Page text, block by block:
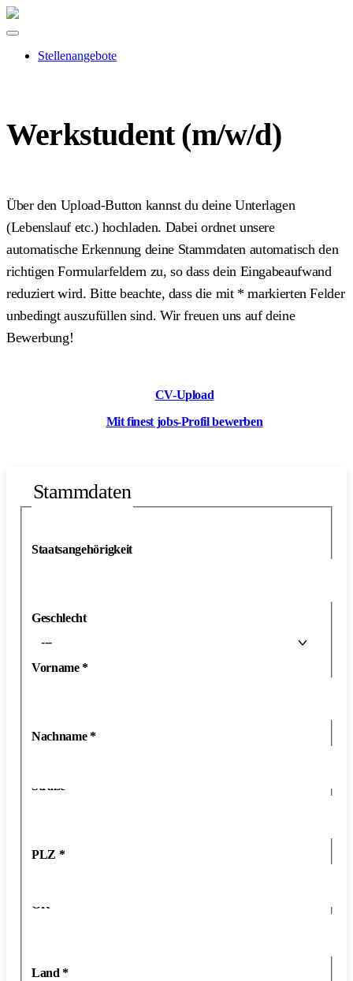
Stellenangebote
Werkstudent (m/w/d)
Über den Upload-Button kannst du deine Unterlagen
(Lebenslauf etc.) hochladen. Dabei ordnet unsere
automatische Erkennung deine Stammdaten automatisch den
richtigen Formularfeldern zu, so dass dein Eingabeaufwand
reduziert wird. Bitte beachte, dass die mit * markierten Felder
unbedingt auszufüllen sind. Wir freuen uns auf deine
Bewerbung!
CV-Upload
Mit finest jobs-Profil bewerben
Stammdaten
Staatsangehörigkeit
Geschlecht
---
Vorname*
Nachname*
Straße
PLZ *
Ort
Land*